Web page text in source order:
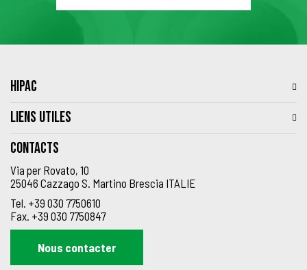
HIPAC
LIENS UTILES
Contacts
Via per Rovato, 10
25046 Cazzago S. Martino Brescia ITALIE
Tel. +39 030 7750610
Fax. +39 030 7750847
Nous contacter